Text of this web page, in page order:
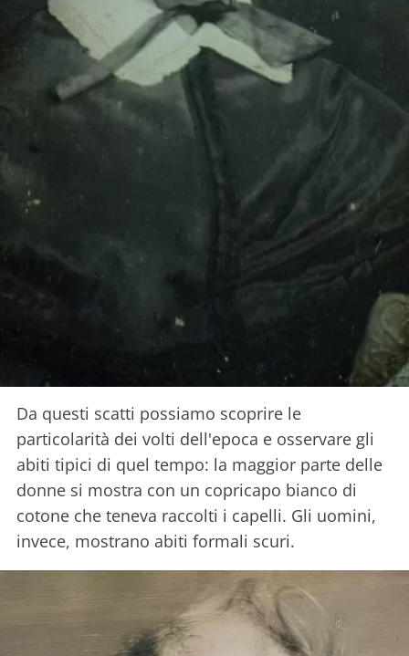
Da questi scatti possiamo scoprire le
particolarità dei volti dell'epoca e osservare gli
abiti tipici di quel tempo: la maggior parte delle
donne si mostra con un copricapo bianco di
cotone che teneva raccolti i capelli. Gli uomini,
invece, mostrano abiti formali scuri.